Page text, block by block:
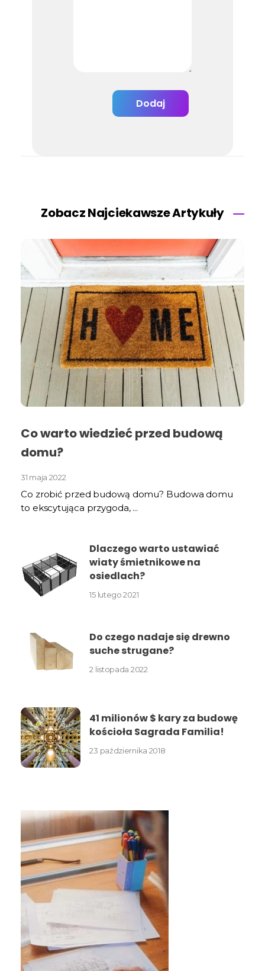
Zobacz Najciekawsze Artykuły
Co warto wiedzieć przed budową
domu?
31 maja 2022
Co zrobić przed budową domu? Budowa domu
to ekscytująca przygoda, ...
Dlaczego warto ustawiać
wiaty śmietnikowe na
osiedlach?
15 lutego 2021
Do czego nadaje się drewno
suche strugane?
2 listopada 2022
41 milionów $ kary za budowę
kościoła Sagrada Familia!
23 października 2018